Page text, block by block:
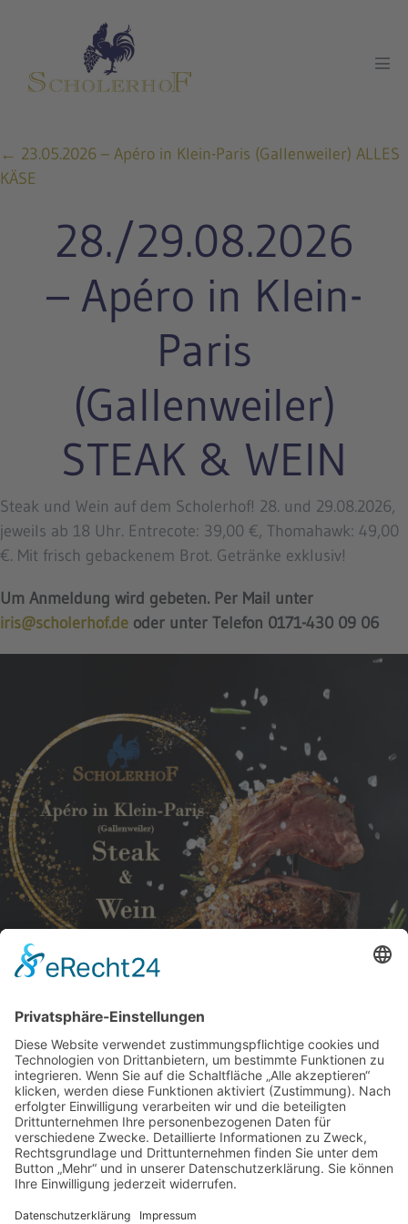
Posts
navigation
← 23.05.2026 – Apéro in Klein-Paris (Gallenweiler) ALLES
KÄSE
28./29.08.2026
– Apéro in Klein-
Paris
(Gallenweiler)
STEAK & WEIN
Steak und Wein auf dem Scholerhof! 28. und 29.08.2026,
jeweils ab 18 Uhr. Entrecote: 39,00 €, Thomahawk: 49,00
€. Mit frisch gebackenem Brot. Getränke exklusiv!
Um Anmeldung wird gebeten. Per Mail unter
iris@scholerhof.de oder unter Telefon 0171-430 09 06